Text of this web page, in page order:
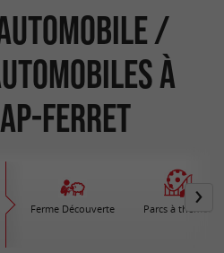
/
à
Ferret
Ferme Découverte Parcs à thèmes